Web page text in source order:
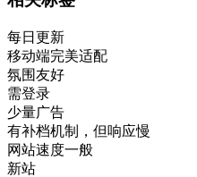
每日更新
移动端完美适配
氛围友好
需登录
少量广告
有补档机制，但响应慢
网站速度一般
新站